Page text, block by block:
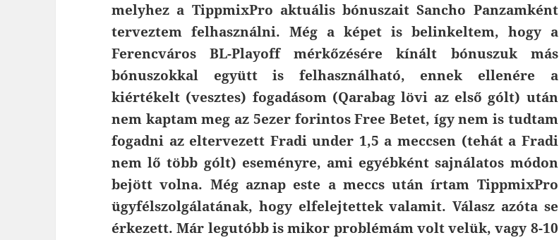
melyhez a TippmixPro aktuális bónuszait Sancho Panzamként
terveztem felhasználni. Még a képet is belinkeltem, hogy a
Ferencváros BL-Playoff mérkőzésére kínált bónuszuk más
bónuszokkal együtt is felhasználható, ennek ellenére a
kiértékelt (vesztes) fogadásom (Qarabag lövi az első gólt) után
nem kaptam meg az 5ezer forintos Free Betet, így nem is tudtam
fogadni az eltervezett Fradi under 1,5 a meccsen (tehát a Fradi
nem lő több gólt) eseményre, ami egyébként sajnálatos módon
bejött volna. Még aznap este a meccs után írtam TippmixPro
ügyfélszolgálatának, hogy elfelejtettek valamit. Válasz azóta se
érkezett. Már legutóbb is mikor problémám volt velük, vagy 8-10